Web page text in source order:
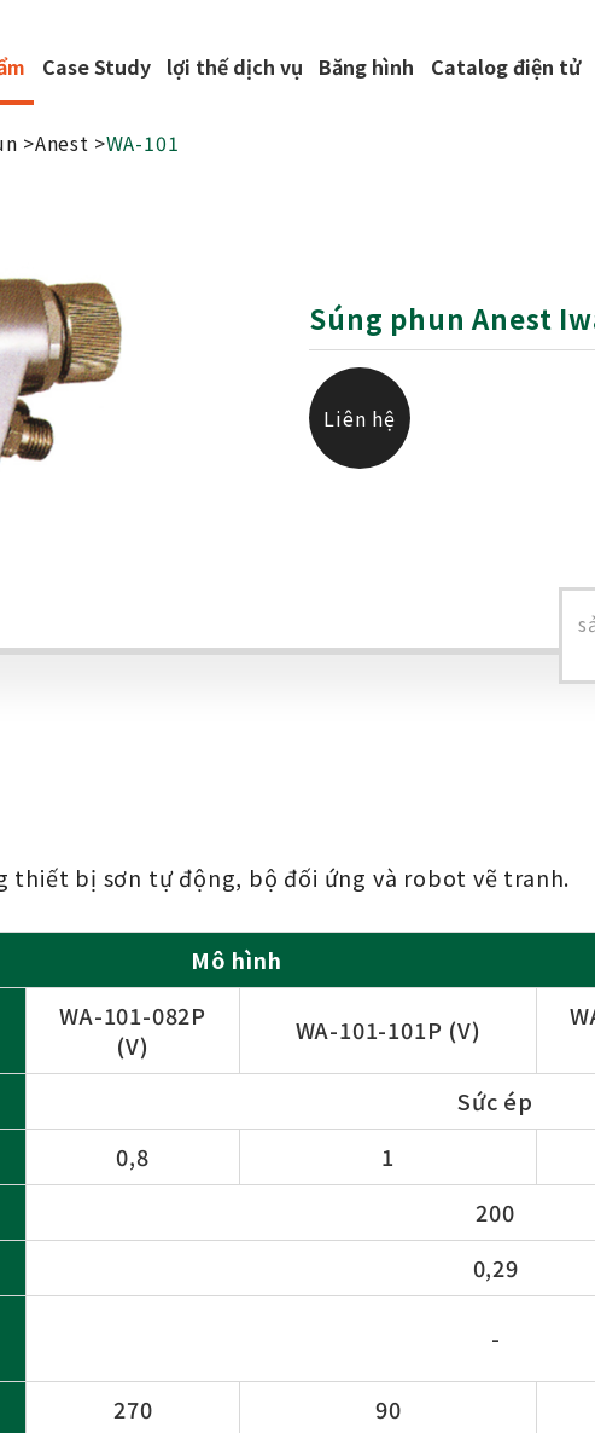
Case Study lợi thế dịch vụ Băng hình Catalog điện tử
Anest WA-101
Súng phun Anest
Liên hệ
thiết bị sơn tự động, bộ đối ứng và robot vẽ tranh.
Mô hình
WA-101-082P
(V)
WA-101-101P (V)
Sức ép
0,8 1
200
0,29
-
270 90